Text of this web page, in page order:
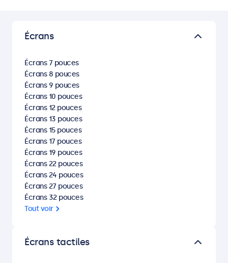
Écrans
Écrans 7 pouces
Écrans 8 pouces
Écrans 9 pouces
Écrans 10 pouces
Écrans 12 pouces
Écrans 13 pouces
Écrans 15 pouces
Écrans 17 pouces
Écrans 19 pouces
Écrans 22 pouces
Écrans 24 pouces
Écrans 27 pouces
Écrans 32 pouces
Tout voir
Écrans tactiles